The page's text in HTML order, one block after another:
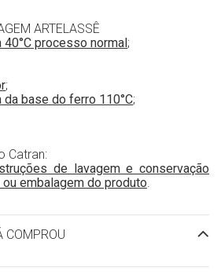
ARTELASSÊ
40°C processo normal;
;
da base do ferro 110°C;
Catran:
de lavagem e conservação
embalagem do produto
COMPROU